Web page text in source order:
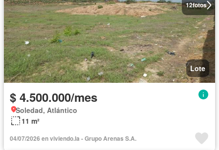
12fotos
Lote
$ 4.500.000/mes
Soledad, Atlántico
11 m²
04/07/2026 en viviendo.la - Grupo Arenas S.A.